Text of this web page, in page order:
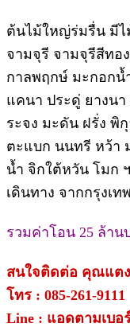
ต้นไม้ใหญ่ร่มรื่น มี
จามจุรี จามจุรีสีทอ
กาลพฤกษ์ มะกอกน้
แคนา ประดู่ ยางนา
ระจง มะดัน ฝรั่ง พิ
ตะแบก นนทรี หว้า
น้ำ จิกใต้หวัน โมก
เดินทาง จากกรุงเ
รวมค่าโอน 25 ล้าน
สนใจติดต่อ คุณแตง
โทร : 085-261-9111
Line : แอดตามเบอ